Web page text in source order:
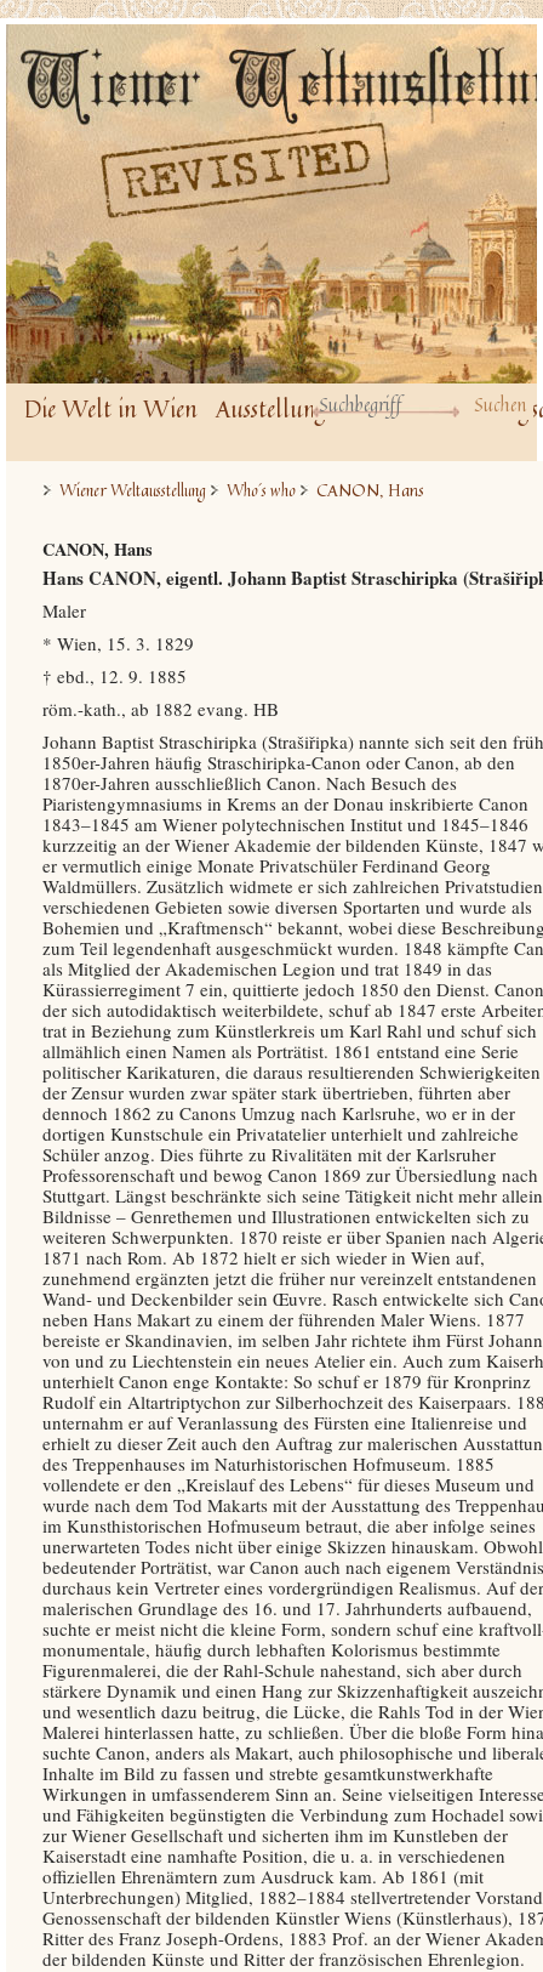
Die Welt in Wien Ausstellungsbauten
Wiener Weltausstellung Who´s who CANON, Hans
CANON, Hans
Hans CANON, eigentl. Johann Baptist Straschiripka
Maler
* Wien, 15. 3. 1829
† ebd., 12. 9. 1885
röm.-kath., ab 1882 evang. HB
Johann Baptist Straschiripka (Strašiřipka) nannte sich seit den
1850er-Jahren häufig Straschiripka-Canon oder Canon, ab den
1870er-Jahren ausschließlich Canon. Nach Besuch des
Piaristengymnasiums in Krems an der Donau inskribierte Canon
1843–1845 am Wiener polytechnischen Institut und 1845–1846
kurzzeitig an der Wiener Akademie der bildenden Künste, 1847
er vermutlich einige Monate Privatschüler Ferdinand Georg
Waldmüllers. Zusätzlich widmete er sich zahlreichen
verschiedenen Gebieten sowie diversen Sportarten und wurde als
Bohemien und „Kraftmensch“ bekannt, wobei diese
zum Teil legendenhaft ausgeschmückt wurden. 1848 kämpfte
als Mitglied der Akademischen Legion und trat 1849 in das
Kürassierregiment 7 ein, quittierte jedoch 1850 den Dienst.
der sich autodidaktisch weiterbildete, schuf ab 1847 erste
trat in Beziehung zum Künstlerkreis um Karl Rahl und schuf sich
allmählich einen Namen als Porträtist. 1861 entstand eine Serie
politischer Karikaturen, die daraus resultierenden
der Zensur wurden zwar später stark übertrieben, führten aber
dennoch 1862 zu Canons Umzug nach Karlsruhe, wo er in der
dortigen Kunstschule ein Privatatelier unterhielt und zahlreiche
Schüler anzog. Dies führte zu Rivalitäten mit der Karlsruher
Professorenschaft und bewog Canon 1869 zur Übersiedlung nach
Stuttgart. Längst beschränkte sich seine Tätigkeit nicht mehr
Bildnisse – Genrethemen und Illustrationen entwickelten sich zu
weiteren Schwerpunkten. 1870 reiste er über Spanien nach
1871 nach Rom. Ab 1872 hielt er sich wieder in Wien auf,
zunehmend ergänzten jetzt die früher nur vereinzelt entstandenen
Wand- und Deckenbilder sein Œuvre. Rasch entwickelte sich
neben Hans Makart zu einem der führenden Maler Wiens. 1877
bereiste er Skandinavien, im selben Jahr richtete ihm Fürst
von und zu Liechtenstein ein neues Atelier ein. Auch zum
unterhielt Canon enge Kontakte: So schuf er 1879 für Kronprinz
Rudolf ein Altartriptychon zur Silberhochzeit des Kaiserpaars.
unternahm er auf Veranlassung des Fürsten eine Italienreise und
erhielt zu dieser Zeit auch den Auftrag zur malerischen
des Treppenhauses im Naturhistorischen Hofmuseum. 1885
vollendete er den „Kreislauf des Lebens“ für dieses Museum und
wurde nach dem Tod Makarts mit der Ausstattung des
im Kunsthistorischen Hofmuseum betraut, die aber infolge seines
unerwarteten Todes nicht über einige Skizzen hinauskam.
bedeutender Porträtist, war Canon auch nach eigenem Verständnis
durchaus kein Vertreter eines vordergründigen Realismus. Auf der
malerischen Grundlage des 16. und 17. Jahrhunderts aufbauend,
suchte er meist nicht die kleine Form, sondern schuf eine
monumentale, häufig durch lebhaften Kolorismus bestimmte
Figurenmalerei, die der Rahl-Schule nahestand, sich aber durch
stärkere Dynamik und einen Hang zur Skizzenhaftigkeit
und wesentlich dazu beitrug, die Lücke, die Rahls Tod in der
Malerei hinterlassen hatte, zu schließen. Über die bloße Form
suchte Canon, anders als Makart, auch philosophische und
Inhalte im Bild zu fassen und strebte gesamtkunstwerkhafte
Wirkungen in umfassenderem Sinn an. Seine vielseitigen
und Fähigkeiten begünstigten die Verbindung zum Hochadel
zur Wiener Gesellschaft und sicherten ihm im Kunstleben der
Kaiserstadt eine namhafte Position, die u. a. in verschiedenen
offiziellen Ehrenämtern zum Ausdruck kam. Ab 1861 (mit
Unterbrechungen) Mitglied, 1882–1884 stellvertretender
Genossenschaft der bildenden Künstler Wiens (Künstlerhaus),
Ritter des Franz Joseph-Ordens, 1883 Prof. an der Wiener
der bildenden Künste und Ritter der französischen Ehrenlegion.